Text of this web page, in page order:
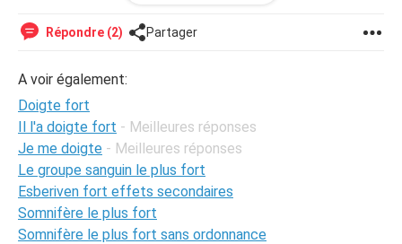
Répondre (2) Partager
A voir également:
Doigte fort
Il l'a doigte fort - Meilleures réponses
Je me doigte - Meilleures réponses
Le groupe sanguin le plus fort
Esberiven fort effets secondaires
Somnifère le plus fort
Somnifère le plus fort sans ordonnance